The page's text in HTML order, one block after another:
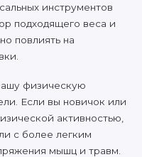
инструментов
подходящего веса и
повлиять на
физическую
Если вы новичок или
активностью,
с более легким
мышц и травм.